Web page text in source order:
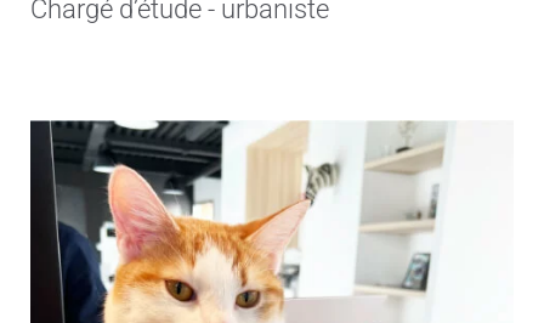
Chargé d’étude - urbaniste